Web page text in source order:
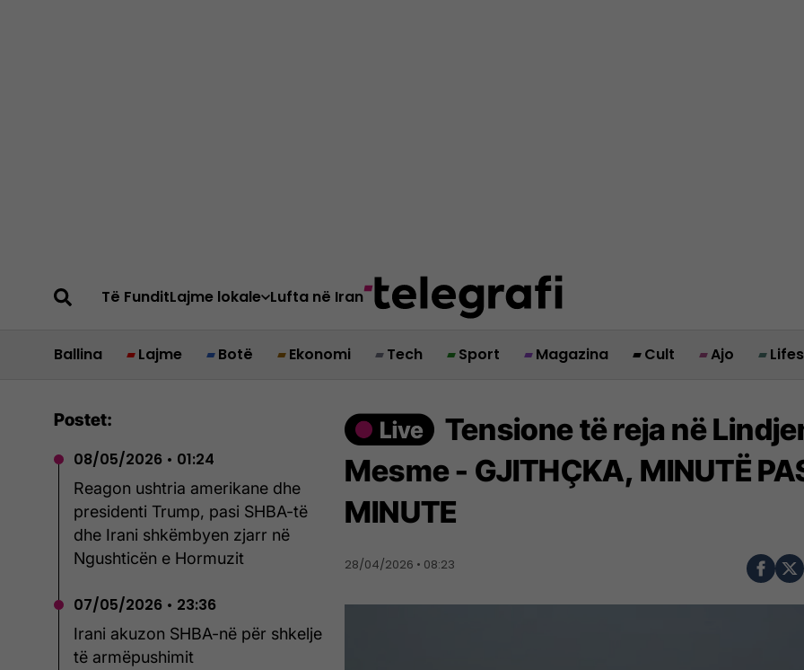
Të FunditLajme lokale Lufta në Iran
Ballina Lajme Botë Ekonomi Tech Sport Magazina Cult Ajo
Tensione të reja në
Mesme - GJITHÇKA, MINUTË
MINUTE
28/04/2026 • 08:23
Postet:
08/05/2026 • 01:24
Reagon ushtria amerikane dhe
presidenti Trump, pasi SHBA-të
dhe Irani shkëmbyen zjarr në
Ngushticën e Hormuzit
07/05/2026 • 23:36
Irani akuzon SHBA-në për shkelje
të armëpushimit